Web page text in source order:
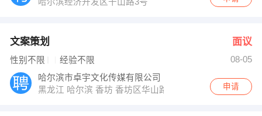
文案策划 面议
性别不限 经验不限
08-05
哈尔滨市卓宇文化传媒有限公司
黑龙江 哈尔滨 香坊 香坊区华山路10号万达写字楼一楼
申请